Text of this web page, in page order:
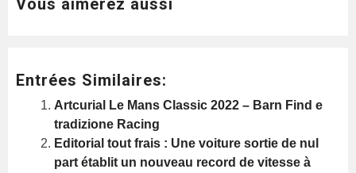
Vous aimerez aussi
Entrées Similaires:
Artcurial Le Mans Classic 2022 – Barn Find e
tradizione Racing
Editorial tout frais : Une voiture sortie de nul
part établit un nouveau record de vitesse à